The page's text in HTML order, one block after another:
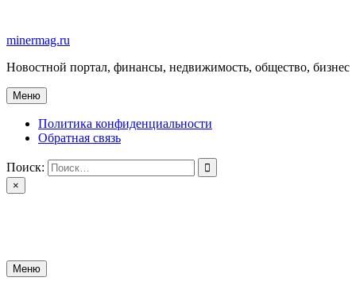
содержимому
minermag.ru
Новостной портал, финансы, недвижимость, общество, бизнес
Меню
Политика конфиденциальности
Обратная связь
Поиск:
×
Меню